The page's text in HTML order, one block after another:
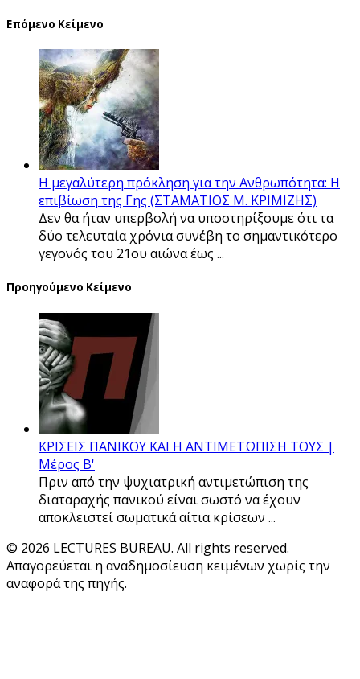
Επόμενο Κείμενο
Η μεγαλύτερη πρόκληση για την Ανθρωπότητα: Η
επιβίωση της Γης (ΣΤΑΜΑΤΙΟΣ Μ. ΚΡΙΜΙΖΗΣ)
Δεν θα ήταν υπερβολή να υποστηρίξουµε ότι τα
δύο τελευταία χρόνια συνέβη το σηµαντικότερο
γεγονός του 21ου αιώνα έως ...
Προηγούμενο Κείμενο
ΚΡΙΣΕΙΣ ΠΑΝΙΚΟΥ ΚΑΙ Η ΑΝΤΙΜΕΤΩΠΙΣΗ ΤΟΥΣ |
Μέρος Β'
Πριν από την ψυχιατρική αντιμετώπιση της
διαταραχής πανικού είναι σωστό να έχουν
αποκλειστεί σωματικά αίτια κρίσεων ...
© 2026 LECTURES BUREAU. All rights reserved.
Απαγορεύεται η αναδημοσίευση κειμένων χωρίς την
αναφορά της πηγής.